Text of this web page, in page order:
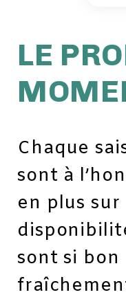
LE
Chaque
sont à
en plus
sont si bon